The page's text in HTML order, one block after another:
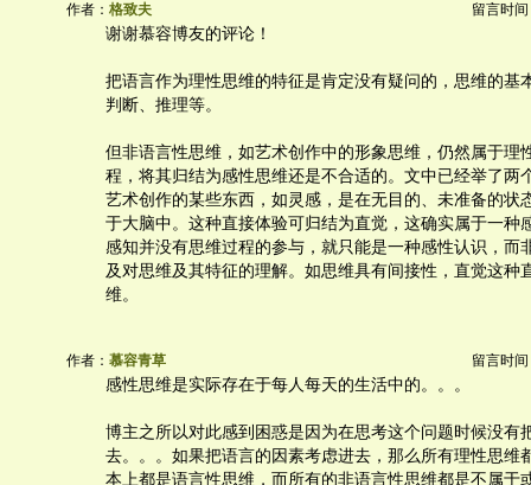
作者： 格致夫 留言时间
谢谢慕容博友的评论！
把语言作为理性思维的特征是肯定没有疑问的，思维的基
判断、推理等。
但非语言性思维，如艺术创作中的形象思维，仍然属于理
程，将其归结为感性思维还是不合适的。文中已经举了两
艺术创作的某些东西，如灵感，是在无目的、未准备的状
于大脑中。这种直接体验可归结为直觉，这确实属于一种
感知并没有思维过程的参与，就只能是一种感性认识，而
及对思维及其特征的理解。如思维具有间接性，直觉这种
维。
作者： 慕容青草 留言时间
感性思维是实际存在于每人每天的生活中的。。。
博主之所以对此感到困惑是因为在思考这个问题时候没有
去。。。如果把语言的因素考虑进去，那么所有理性思维
本上都是语言性思维，而所有的非语言性思维都是不属于